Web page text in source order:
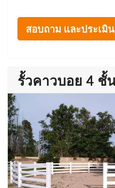
สอบถาม และประเมิ
รั้วคาวบอย 4 ชั้